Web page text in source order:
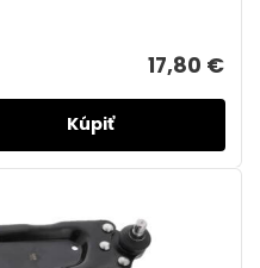
17,80 €